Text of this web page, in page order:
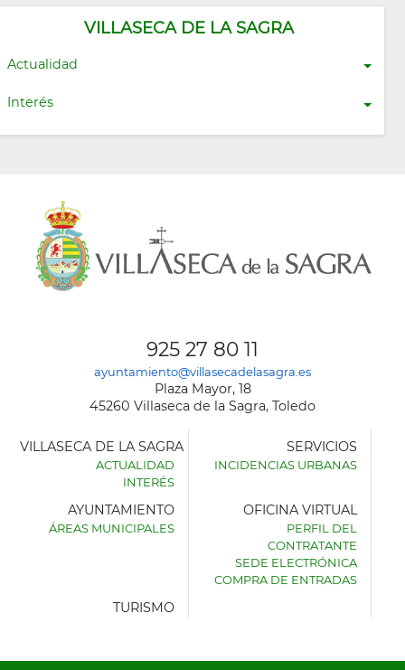
VILLASECA DE LA SAGRA
Actualidad
Interés
925 27 80 11
ayuntamiento@villasecadelasagra.es
Plaza Mayor, 18
45260 Villaseca de la Sagra, Toledo
AYUNTAMIENTO
VILLASECA DE LA SAGRA
ACTUALIDAD
INTERÉS
SERVICIOS
INCIDENCIAS URBANAS
AYUNTAMIENTO
ÁREAS MUNICIPALES
OFICINA VIRTUAL
PERFIL DEL
CONTRATANTE
SEDE ELECTRÓNICA
COMPRA DE ENTRADAS
TURISMO